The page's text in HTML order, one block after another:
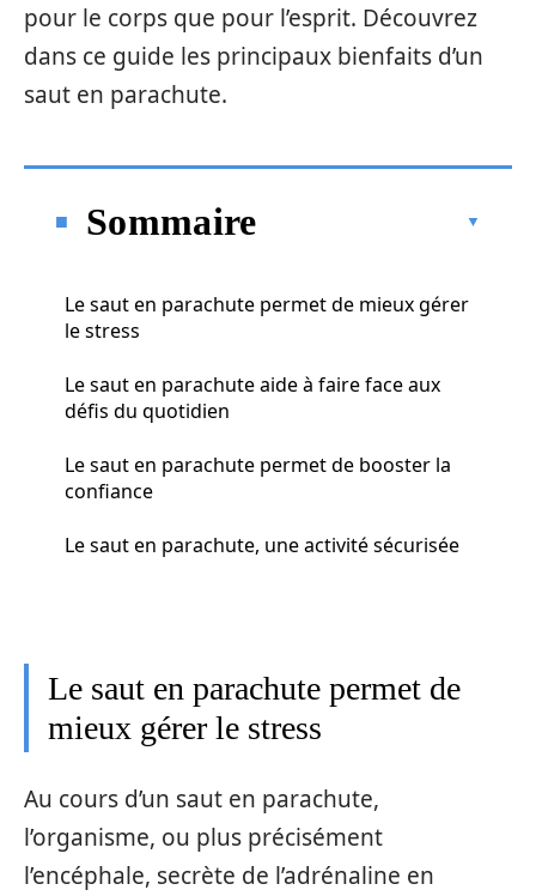
pour le corps que pour l’esprit. Découvrez
dans ce guide les principaux bienfaits d’un
saut en parachute.
Sommaire
Le saut en parachute permet de mieux gérer
le stress
Le saut en parachute aide à faire face aux
défis du quotidien
Le saut en parachute permet de booster la
confiance
Le saut en parachute, une activité sécurisée
Le saut en parachute permet de
mieux gérer le stress
Au cours d’un saut en parachute,
l’organisme, ou plus précisément
l’encéphale, secrète de l’adrénaline en